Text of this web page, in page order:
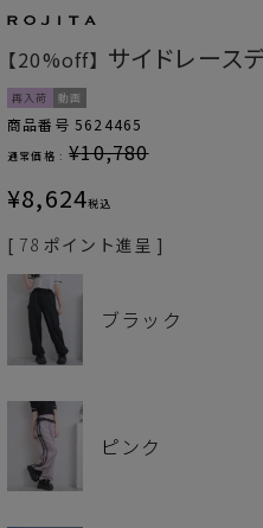
【20%off】 サイドレース
再入荷 動画
商品番号 5624465
通常価格 : ¥10,780
¥8,624税込
[ 78 ポイント進呈 ]
ブラック
ピンク